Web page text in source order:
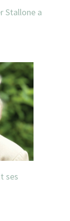
Stallone a
ses